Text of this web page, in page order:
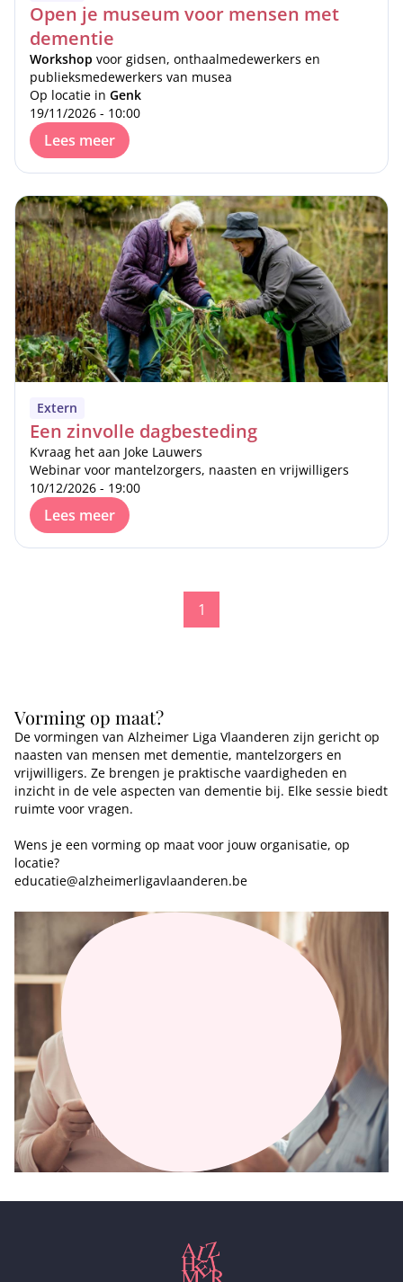
Open je museum voor mensen met
dementie
Workshop voor gidsen, onthaalmedewerkers en
publieksmedewerkers van musea
Op locatie in Genk
19/11/2026 - 10:00
Lees meer
Extern
Een zinvolle dagbesteding
Kvraag het aan Joke Lauwers
Webinar voor mantelzorgers, naasten en vrijwilligers
10/12/2026 - 19:00
Lees meer
1
Vorming op maat?
De vormingen van Alzheimer Liga Vlaanderen zijn gericht op
naasten van mensen met dementie, mantelzorgers en
vrijwilligers. Ze brengen je praktische vaardigheden en
inzicht in de vele aspecten van dementie bij. Elke sessie biedt
ruimte voor vragen.
Wens je een vorming op maat voor jouw organisatie, op
locatie?
educatie@alzheimerligavlaanderen.be